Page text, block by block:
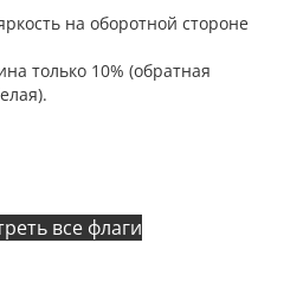
на оборотной стороне
только 10% (обратная
все флаги